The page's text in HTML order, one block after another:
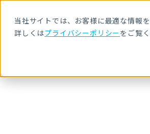
当社サイトでは、お客様に最適な情報
詳しくはプライバシーポリシーをご覧